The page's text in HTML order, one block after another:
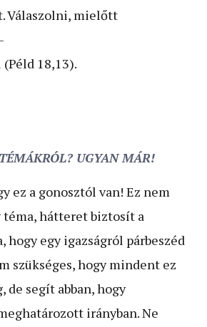
Válaszolni, mielőtt
18,13).
UGYAN MÁR!
ez a gonosztól van! Ez nem
téma, hátteret biztosít a
hogy egy igazságról párbeszéd
szükséges, hogy mindent ez
de segít abban, hogy
irányban. Ne